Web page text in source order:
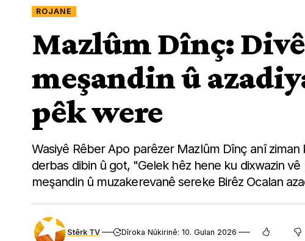
ROJANE
Mazlûm Dînç:
meşandin û
pêk were
Wasiyê Rêber Apo parêzer Mazlûm Dînç anî
derbas dibin û got, "Gelek hêz hene ku dixwazin
meşandin û muzakerevanê sereke Birêz Ocalan
Stêrk TV Dîroka Nûkirinê: 10. Gulan 2026